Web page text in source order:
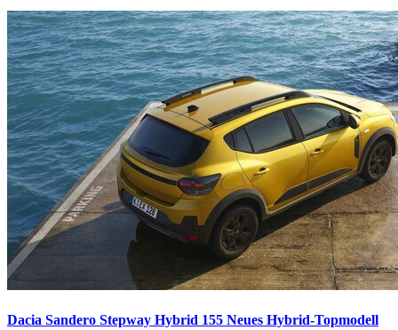
Dacia Sandero Stepway Hybrid 155 Neues Hybrid-Topmodell